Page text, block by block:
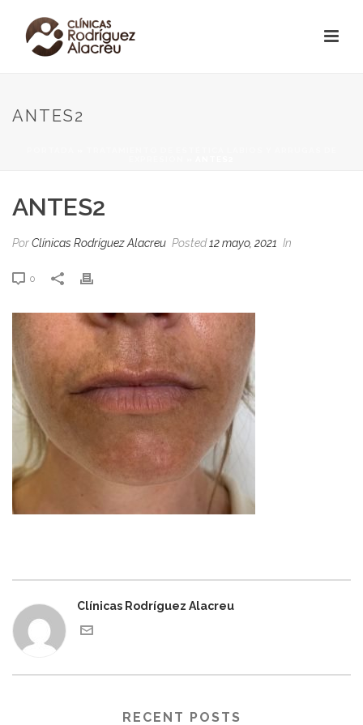
ANTES2
ANTES2
PorClínicas Rodríguez Alacreu Posted12 mayo, 2021 In
0
Clínicas Rodríguez Alacreu
RECENT POSTS